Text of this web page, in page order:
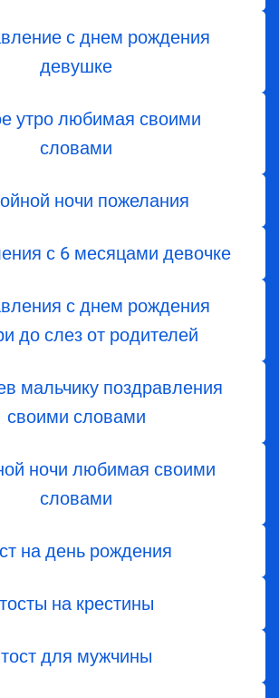
с днем рождения
девушке
утро любимая своими
словами
ночи пожелания
с 6 месяцами девочке
с днем ​​рождения
до слез от родителей
мальчику поздравления
своими словами
ночи любимая своими
словами
на день рождения
тосты на крестины
тост для мужчины